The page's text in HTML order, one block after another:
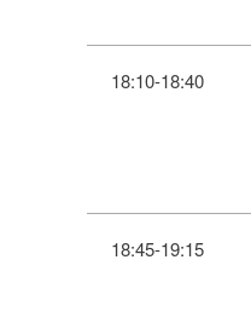
18:10-18:40
18:45-19:15